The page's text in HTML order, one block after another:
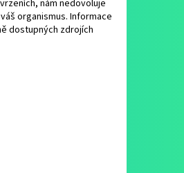
nám nedovoluje
organismus. Informace
dostupných zdrojích